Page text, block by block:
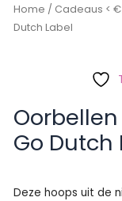
Home / Cadeaus < €
Dutch Label
Go Dutch
Deze hoops uit de